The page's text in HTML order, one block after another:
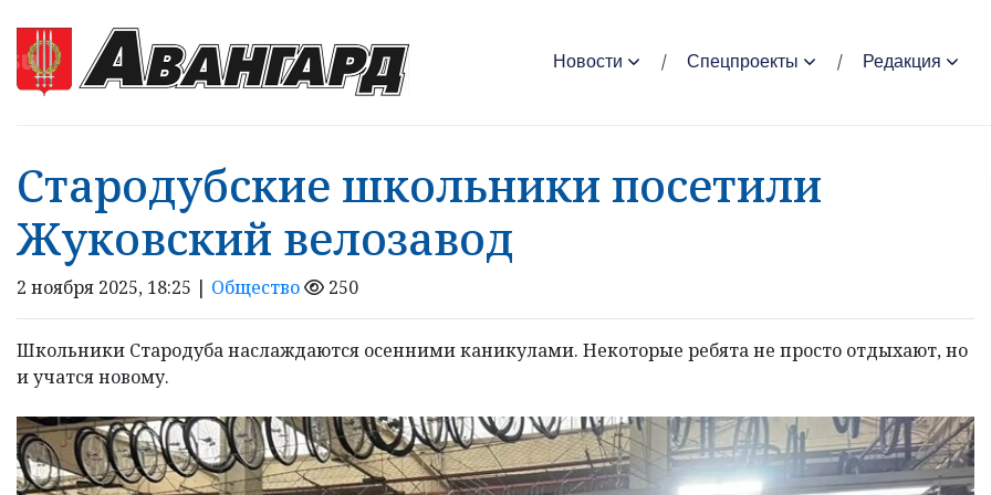
Новости Спецпроекты Редакция
Стародубские школьники посетили
Жуковский велозавод
2 ноября 2025, 18:25 | Общество 250
Школьники Стародуба наслаждаются осенними каникулами. Некоторые ребята не просто отдыхают, но
и учатся новому.